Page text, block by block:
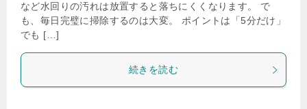
など水回りの汚れは放置すると落ちにくくなります。 で
も、毎日完璧に掃除するのは大変。 ポイントは「5分だけ」
でも […]
続きを読む